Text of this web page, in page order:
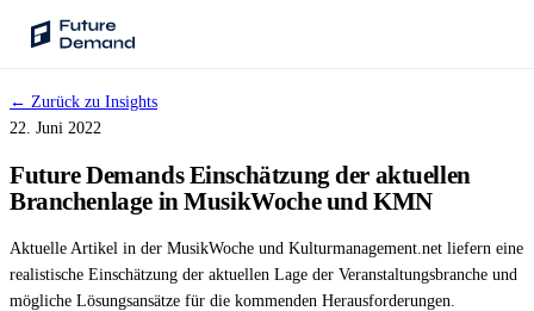
PLATTFORM
✦
Audience Intelligence
Taste-Cluster-Technologie
Lookout
Nachfrageprognose
← Zurück zu Insights
22. Juni 2022
Future Demands Einschätzung der aktuellen
Branchenlage in MusikWoche und KMN
Aktuelle Artikel in der MusikWoche und Kulturmanagement.net liefern eine
realistische Einschätzung der aktuellen Lage der Veranstaltungsbranche und
mögliche Lösungsansätze für die kommenden Herausforderungen.